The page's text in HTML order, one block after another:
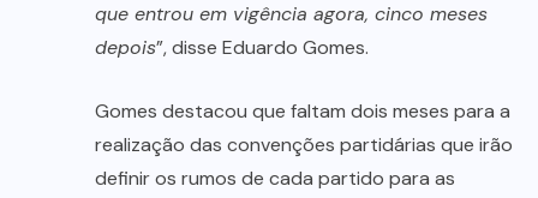
que entrou em vigência agora, cinco meses
depois”, disse Eduardo Gomes.
Gomes destacou que faltam dois meses para a
realização das convenções partidárias que irão
definir os rumos de cada partido para as